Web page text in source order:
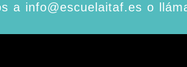
a info@escuelaitaf.es o